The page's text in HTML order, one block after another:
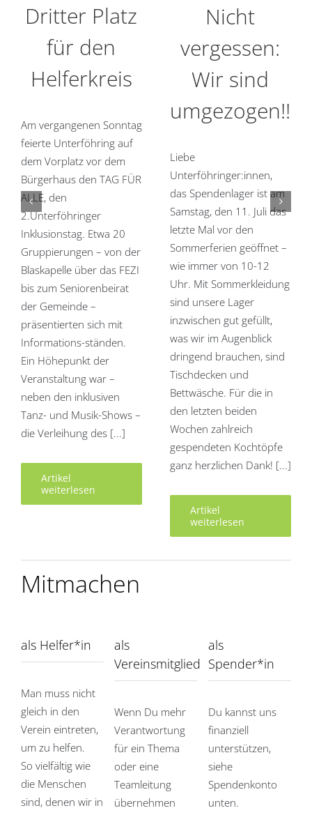
Dritter Platz
für den
Helferkreis
Am vergangenen Sonntag
feierte Unterföhring auf
dem Vorplatz vor dem
Bürgerhaus den TAG FÜR
ALLE, den
2.Unterföhringer
Inklusionstag. Etwa 20
Gruppierungen – von der
Blaskapelle über das FEZI
bis zum Seniorenbeirat
der Gemeinde –
präsentierten sich mit
Informations-ständen.
Ein Höhepunkt der
Veranstaltung war –
neben den inklusiven
Tanz- und Musik-Shows –
die Verleihung des [...]
Artikel
weiterlesen
Nicht
vergessen:
Wir sind
umgezogen!!
Liebe
Unterföhringer:innen,
das Spendenlager ist am
Samstag, den 11. Juli das
letzte Mal vor den
Sommerferien geöffnet –
wie immer von 10-12
Uhr. Mit Sommerkleidung
sind unsere Lager
inzwischen gut gefüllt,
was wir im Augenblick
dringend brauchen, sind
Tischdecken und
Bettwäsche. Für die in
den letzten beiden
Wochen zahlreich
gespendeten Kochtöpfe
ganz herzlichen Dank! [...]
Artikel
weiterlesen
Mitmachen
als Helfer*in
Man muss nicht
gleich in den
Verein eintreten,
um zu helfen.
So vielfältig wie
die Menschen
sind, denen wir in
als
Vereinsmitglied
Wenn Du mehr
Verantwortung
für ein Thema
oder eine
Teamleitung
übernehmen
als
Spender*in
Du kannst uns
finanziell
unterstützen,
siehe
Spendenkonto
unten.